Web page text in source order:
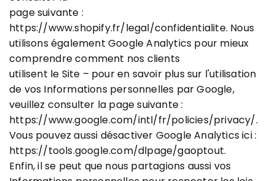
page suivante :
https://www.shopify.fr/legal/confidentialite. Nous
utilisons également Google Analytics pour mieux
comprendre comment nos clients
utilisent le Site – pour en savoir plus sur l'utilisation
de vos Informations personnelles par Google,
veuillez consulter la page suivante :
https://www.google.com/intl/fr/policies/privacy/.
Vous pouvez aussi désactiver Google Analytics ici :
https://tools.google.com/dlpage/gaoptout.
Enfin, il se peut que nous partagions aussi vos